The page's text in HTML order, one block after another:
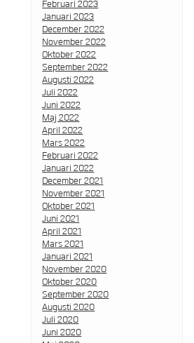
Februari 2023
Januari 2023
December 2022
November 2022
Oktober 2022
September 2022
Augusti 2022
Juli 2022
Juni 2022
Maj 2022
April 2022
Mars 2022
Februari 2022
Januari 2022
December 2021
November 2021
Oktober 2021
Juni 2021
April 2021
Mars 2021
Januari 2021
November 2020
Oktober 2020
September 2020
Augusti 2020
Juli 2020
Juni 2020